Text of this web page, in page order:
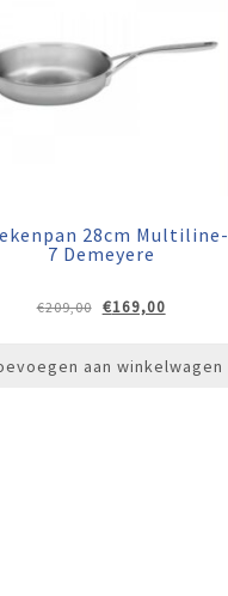
28cm Multiline-
7 Demeyere
€209,00
Oorspronkelijke
€209,00.
€169,00Huidige
€169,00.
aan winkelwagen